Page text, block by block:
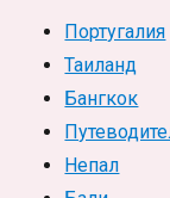
Португалия
Таиланд
Бангкок
Непал